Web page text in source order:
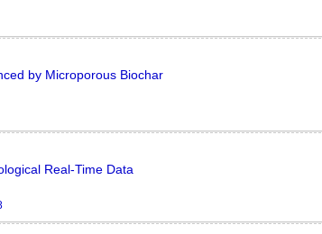
by Microporous Biochar
Real-Time Data